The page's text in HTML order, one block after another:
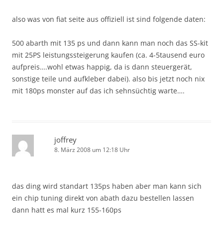
also was von fiat seite aus offiziell ist sind folgende daten:
500 abarth mit 135 ps und dann kann man noch das SS-kit
mit 25PS leistungssteigerung kaufen (ca. 4-5tausend euro
aufpreis….wohl etwas happig, da is dann steuergerät,
sonstige teile und aufkleber dabei). also bis jetzt noch nix
mit 180ps monster auf das ich sehnsüchtig warte….
joffrey
8. März 2008 um 12:18 Uhr
das ding wird standart 135ps haben aber man kann sich
ein chip tuning direkt von abath dazu bestellen lassen
dann hatt es mal kurz 155-160ps